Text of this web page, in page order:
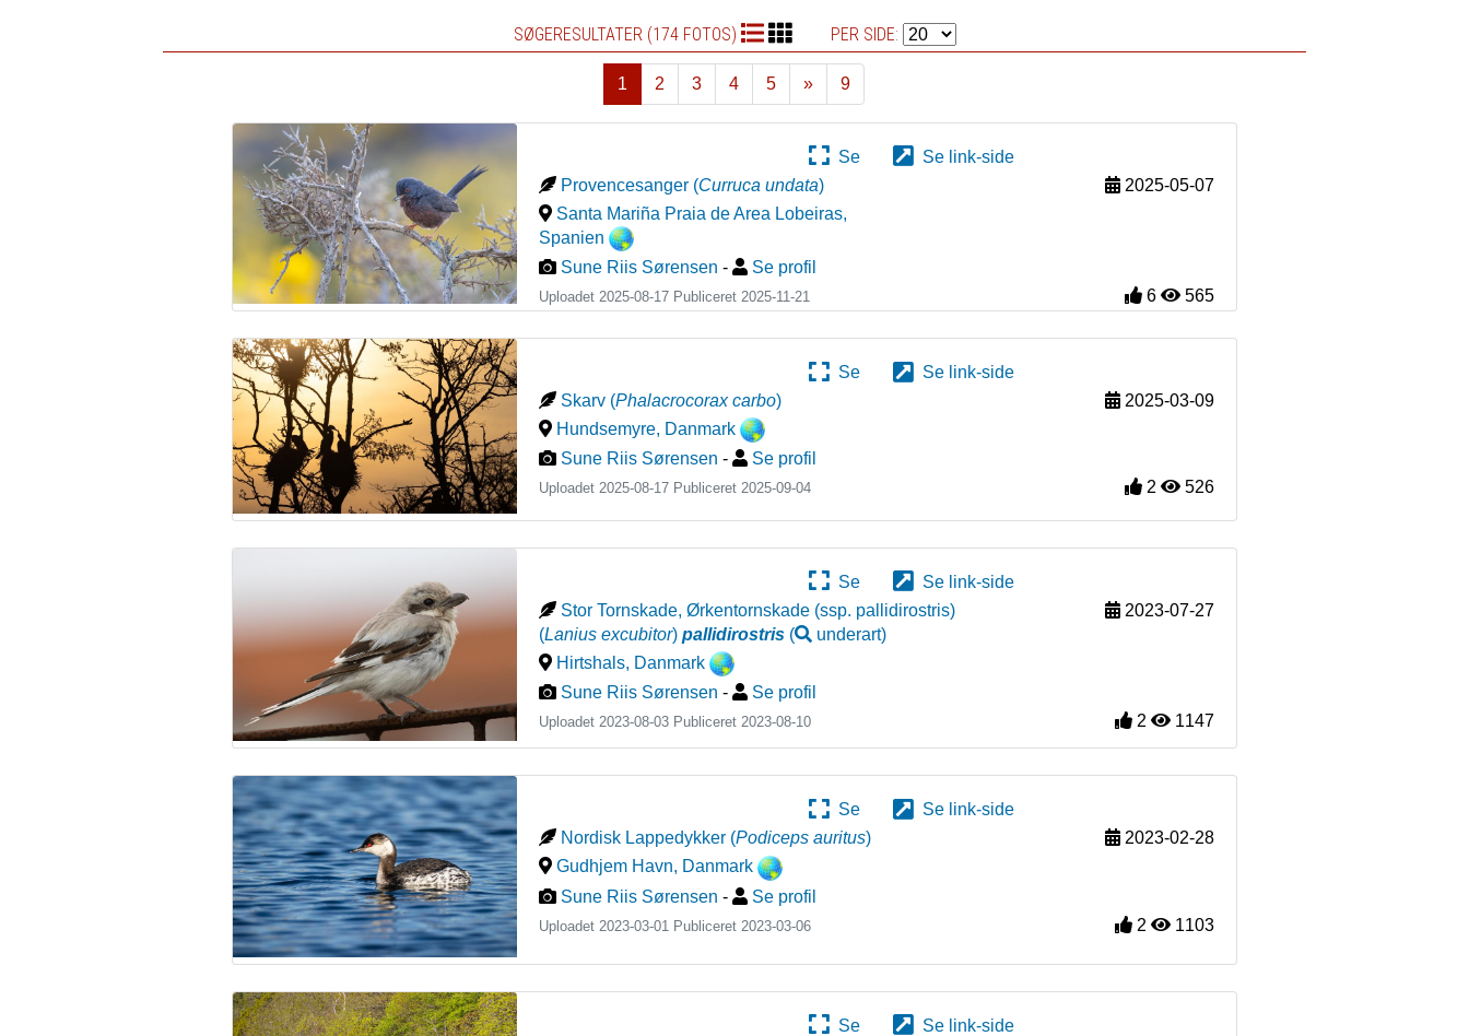
SØGERESULTATER (174 FOTOS) PER SIDE:
1 2 3 4 5
»
Næste
9
Se
Se link-side
Provencesanger (Curruca undata)
2025-05-07
Santa Mariña Praia de Area Lobeiras,
Spanien
Sune Riis Sørensen - Se profil
Uploadet 2025-08-17 Publiceret2025-11-21 6 565
Se
Se link-side
Skarv (Phalacrocorax carbo)
2025-03-09
Hundsemyre, Danmark
Sune Riis Sørensen - Se profil
Uploadet 2025-08-17 Publiceret2025-09-04 2 526
Se
Se link-side
Stor Tornskade, Ørkentornskade (ssp. pallidirostris)
(Lanius excubitor)pallidirostris ( underart)
2023-07-27
Hirtshals, Danmark
Sune Riis Sørensen - Se profil
Uploadet 2023-08-03 Publiceret2023-08-10 2 1147
Se
Se link-side
Nordisk Lappedykker (Podiceps auritus)
2023-02-28
Gudhjem Havn, Danmark
Sune Riis Sørensen - Se profil
Uploadet 2023-03-01 Publiceret 2023-03-06 2 1103
Se
Se link-side